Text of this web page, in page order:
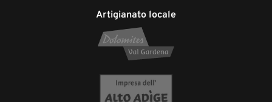
Artigianato locale